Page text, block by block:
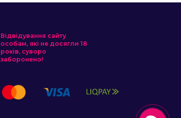
Відвідування сайту
особам, які не досягли 18
років, суворо
заборонено!